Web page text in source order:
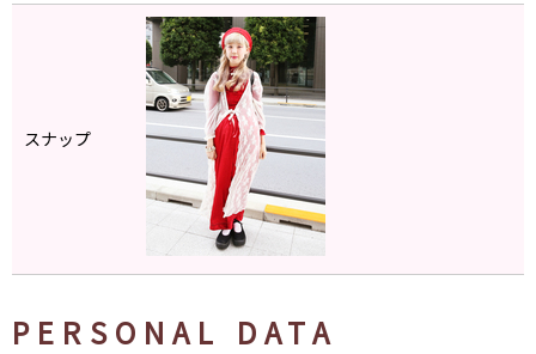
スナップ
PERSONAL DATA